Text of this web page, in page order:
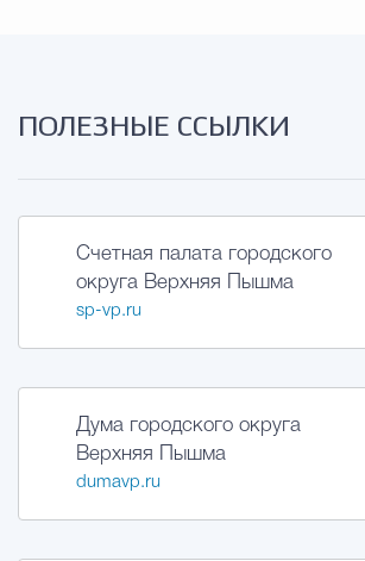
ПОЛЕЗНЫЕ ССЫЛКИ
Счетная палата городского
округа Верхняя Пышма
sp-vp.ru
Дума городского округа
Верхняя Пышма
dumavp.ru